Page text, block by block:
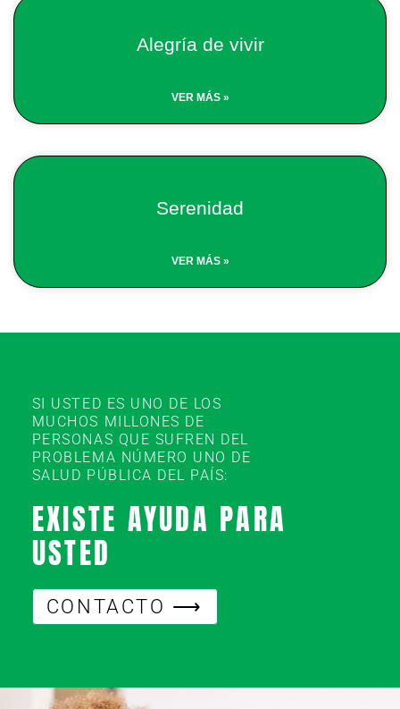
Alegría de vivir
VER MÁS »
Serenidad
VER MÁS »
SI USTED ES UNO DE LOS
MUCHOS MILLONES DE
PERSONAS QUE SUFREN DEL
PROBLEMA NÚMERO UNO DE
SALUD PÚBLICA DEL PAÍS:
EXISTE AYUDA PARA
USTED
CONTACTO ⟶